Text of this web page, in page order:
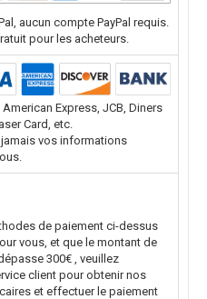
aucun compte PayPal requis.
pour les acheteurs.
Express, JCB, Diners
Card, etc.
jamais vos informations
de paiement ci-dessus
vous, et que le montant de
300€ , veuillez
client pour obtenir nos
et effectuer le paiement